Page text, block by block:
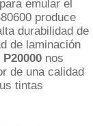
emular el
produce
durabilidad de
de laminación
nos
de una calidad
tintas